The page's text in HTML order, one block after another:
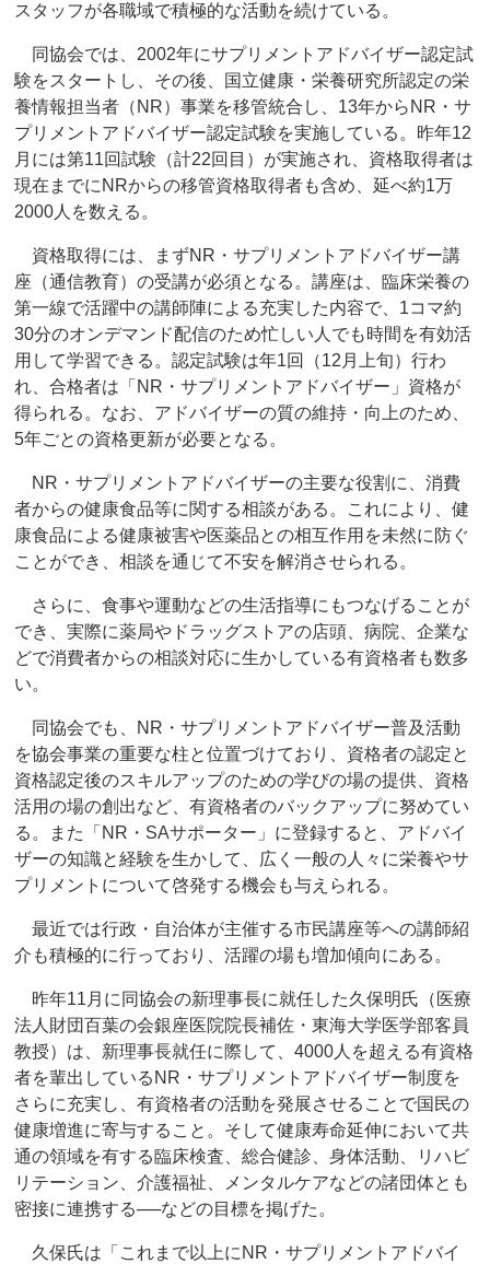
スタッフが各職域で積極的な活動を続けている。
同協会では、2002年にサプリメントアドバイザー認定試
験をスタートし、その後、国立健康・栄養研究所認定の栄
養情報担当者（NR）事業を移管統合し、13年からNR・サ
プリメントアドバイザー認定試験を実施している。昨年12
月には第11回試験（計22回目）が実施され、資格取得者は
現在までにNRからの移管資格取得者も含め、延べ約1万
2000人を数える。
資格取得には、まずNR・サプリメントアドバイザー講
座（通信教育）の受講が必須となる。講座は、臨床栄養の
第一線で活躍中の講師陣による充実した内容で、1コマ約
30分のオンデマンド配信のため忙しい人でも時間を有効活
用して学習できる。認定試験は年1回（12月上旬）行わ
れ、合格者は「NR・サプリメントアドバイザー」資格が
得られる。なお、アドバイザーの質の維持・向上のため、
5年ごとの資格更新が必要となる。
NR・サプリメントアドバイザーの主要な役割に、消費
者からの健康食品等に関する相談がある。これにより、健
康食品による健康被害や医薬品との相互作用を未然に防ぐ
ことができ、相談を通じて不安を解消させられる。
さらに、食事や運動などの生活指導にもつなげることが
でき、実際に薬局やドラッグストアの店頭、病院、企業な
どで消費者からの相談対応に生かしている有資格者も数多
い。
同協会でも、NR・サプリメントアドバイザー普及活動
を協会事業の重要な柱と位置づけており、資格者の認定と
資格認定後のスキルアップのための学びの場の提供、資格
活用の場の創出など、有資格者のバックアップに努めてい
る。また「NR・SAサポーター」に登録すると、アドバイ
ザーの知識と経験を生かして、広く一般の人々に栄養やサ
プリメントについて啓発する機会も与えられる。
最近では行政・自治体が主催する市民講座等への講師紹
介も積極的に行っており、活躍の場も増加傾向にある。
昨年11月に同協会の新理事長に就任した久保明氏（医療
法人財団百葉の会銀座医院院長補佐・東海大学医学部客員
教授）は、新理事長就任に際して、4000人を超える有資格
者を輩出しているNR・サプリメントアドバイザー制度を
さらに充実し、有資格者の活動を発展させることで国民の
健康増進に寄与すること。そして健康寿命延伸において共
通の領域を有する臨床検査、総合健診、身体活動、リハビ
リテーション、介護福祉、メンタルケアなどの諸団体とも
密接に連携する──などの目標を掲げた。
久保氏は「これまで以上にNR・サプリメントアドバイ